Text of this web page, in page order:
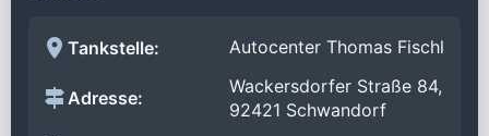
Tankstelle: Autocenter Thomas Fischl
Adresse:
Wackersdorfer Straße 84,
92421 Schwandorf